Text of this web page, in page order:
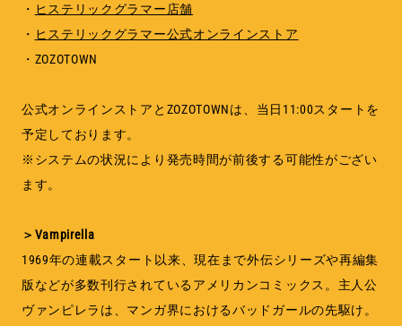
・ ヒステリックグラマー店舗
・ ヒステリックグラマー公式オンラインストア
・ZOZOTOWN
公式オンラインストアとZOZOTOWNは、当日11:00スタートを
予定しております。
※システムの状況により発売時間が前後する可能性がござい
ます。
＞Vampirella
1969年の連載スタート以来、現在まで外伝シリーズや再編集
版などが多数刊行されているアメリカンコミックス。主人公
ヴァンピレラは、マンガ界におけるバッドガールの先駆け。